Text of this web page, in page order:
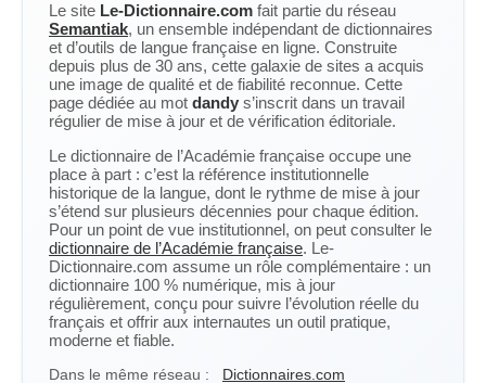
Le site Le-Dictionnaire.com fait partie du réseau
Semantiak, un ensemble indépendant de dictionnaires
et d’outils de langue française en ligne. Construite
depuis plus de 30 ans, cette galaxie de sites a acquis
une image de qualité et de fiabilité reconnue. Cette
page dédiée au mot dandy s’inscrit dans un travail
régulier de mise à jour et de vérification éditoriale.
Le dictionnaire de l’Académie française occupe une
place à part : c’est la référence institutionnelle
historique de la langue, dont le rythme de mise à jour
s’étend sur plusieurs décennies pour chaque édition.
Pour un point de vue institutionnel, on peut consulter le
dictionnaire de l’Académie française. Le-
Dictionnaire.com assume un rôle complémentaire : un
dictionnaire 100 % numérique, mis à jour
régulièrement, conçu pour suivre l’évolution réelle du
français et offrir aux internautes un outil pratique,
moderne et fiable.
Dans le même réseau : Dictionnaires.com